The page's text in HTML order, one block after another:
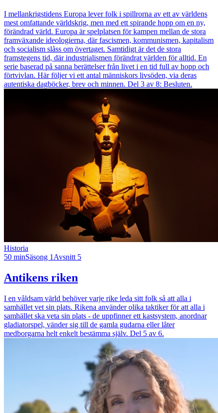
I mellankrigstidens Europa lever folk i spillrorna av ett av världens
mest omfattande världskrig, men med ett spirande hopp om en ny,
förändrad värld. Europa är spelplatsen för kampen mellan de stora
framväxande ideologierna, där fascismen, kommunismen, kapitalism
och socialism slåss om övertaget. Samtidigt är det de stora
framstegens tid, där industrialismen förändrat världen för alltid. En
serie baserad på sanna berättelser från livet i en tid full av hopp och
förtvivlan. Här följer vi ett antal människors livsöden, via deras
autentiska dagböcker, brev och minnen. Del 3 av 8: Besluten.
Historia
50 minSäsong 1 Avsnitt 5
Antikens riken
I en våldsam värld behöver varje rike leda sitt folk så att alla i
samhället vet sin plats. Rikena använder olika taktiker för att alla i
samhället ska veta sin plats - de uppfinner ett kastsystem, anordnar
gladiatorspel, vänder sig till de gamla gudarna eller låter
medborgarna helt enkelt bestämma själv. Del 5 av 6.